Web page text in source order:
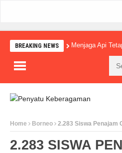
BREAKING NEWS Menjaga Api
Home Borneo 2.283 Siswa Penajam
2.283 SISWA